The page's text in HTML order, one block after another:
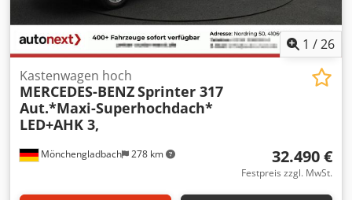
1 /26
Mönchengladbach 278 km
Kastenwagen hoch
MERCEDES-BENZSprinter 317
Aut.*Maxi-Superhochdach*
LED+AHK 3,
32.490 €
Festpreis zzgl. MwSt.